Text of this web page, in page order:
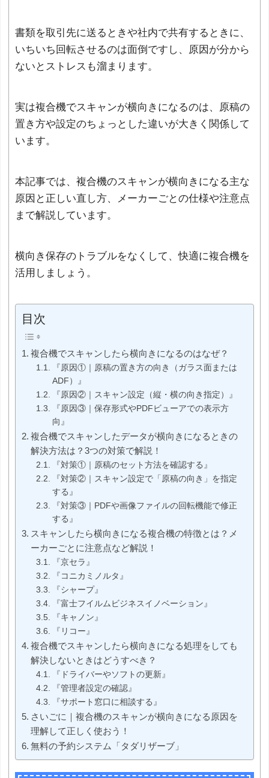
書類を取引先に送るときや社内で共有するときに、
いちいち回転させるのは面倒ですし、原因が分から
ないとストレスも溜まります。
実は複合機でスキャンが横向きになるのは、原稿の
置き方や設定のちょっとした違いが大きく関係して
います。
本記事では、複合機のスキャンが横向きになる主な
原因と正しい直し方、メーカーごとの仕様や注意点
まで解説しています。
横向き保存のトラブルをなくして、快適に複合機を
活用しましょう。
目次
複合機でスキャンしたら横向きになるのはなぜ？
『原因①｜原稿の置き方の向き（ガラス面または
ADF）』
『原因②｜スキャン設定（縦・横の向き指定）』
『原因③｜保存形式やPDFビューアでの表示方
向』
複合機でスキャンしたデータが横向きになるときの
解決方法は？3つの対策で解説！
『対策①｜原稿のセット方法を確認する』
『対策②｜スキャン設定で「原稿の向き」を指定
する』
『対策③｜PDFや画像ファイルの回転機能で修正
する』
スキャンしたら横向きになる複合機の特徴とは？メ
ーカーごとに注意点など解説！
『京セラ』
『コニカミノルタ』
『シャープ』
『富士フイルムビジネスイノベーション』
『キャノン』
『リコー』
複合機でスキャンしたら横向きになる処理をしても
解決しないときはどうすべき？
『ドライバーやソフトの更新』
『管理者設定の確認』
『サポート窓口に相談する』
さいごに｜複合機のスキャンが横向きになる原因を
理解して正しく使おう！
無料の予約システム「タダリザーブ」